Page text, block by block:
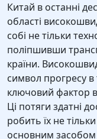
Китай в останні
області
собі не тільки
поліпшивши
країни.
символ прогресу в
ключовий фактор
Ці потяги здатні
робить їх не
основним засобом